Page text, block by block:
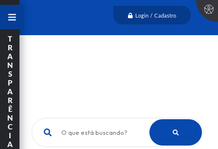
Login / Cadastro
O que está buscando?
T
R
A
N
S
P
A
R
Ê
N
C
I
A